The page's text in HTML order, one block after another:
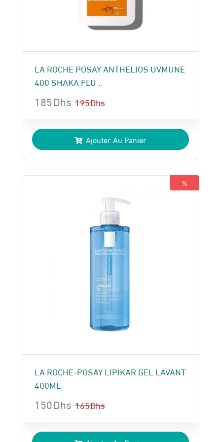
LA ROCHE POSAY ANTHELIOS UVMUNE
400 SHAKA FLU ..
195Dhs
prix
initial
était :
195 Dhs.
185Dhs
prix
actuel
est :
185 Dhs.
Ajouter Au Panier
%
LA ROCHE-POSAY LIPIKAR GEL LAVANT
400ML
165Dhs
prix
150Dhs
prix